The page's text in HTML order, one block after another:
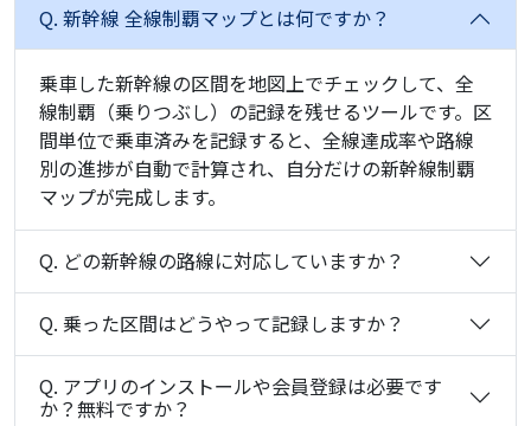
Q. 新幹線 全線制覇マップとは何ですか？
乗車した新幹線の区間を地図上でチェックして、全
線制覇（乗りつぶし）の記録を残せるツールです。区
間単位で乗車済みを記録すると、全線達成率や路線
別の進捗が自動で計算され、自分だけの新幹線制覇
マップが完成します。
Q. どの新幹線の路線に対応していますか？
Q. 乗った区間はどうやって記録しますか？
Q. アプリのインストールや会員登録は必要です
か？無料ですか？